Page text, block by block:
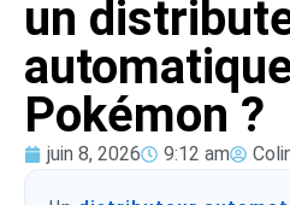
un
Pokémon ?
juin 8, 2026 9:12 am